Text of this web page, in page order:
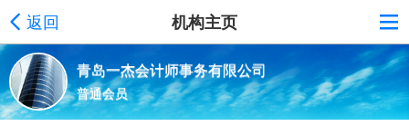
返回 机构主页
青岛一杰会计师事务有限公司
普通会员